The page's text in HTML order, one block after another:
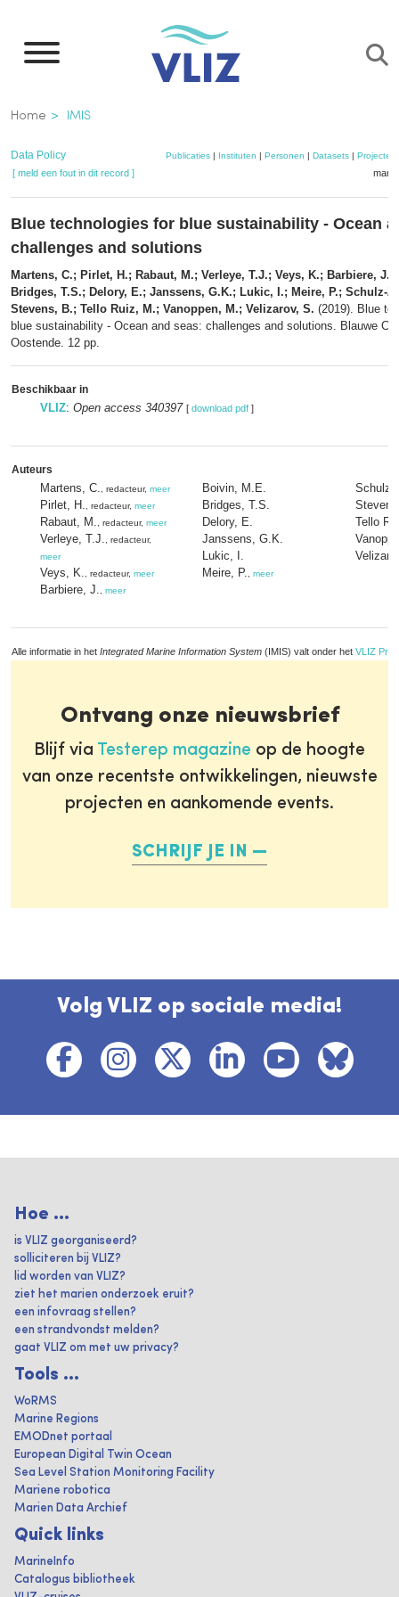
naar
inhoud
gaan
Kruimelpad
Home IMIS
Data Policy Publicaties| Instituten | Personen | Datasets| Projecten
[ meld een fout in dit record ]
Blue technologies for blue sustainability - Ocean
challenges and solutions
Martens, C.; Pirlet, H.; Rabaut, M.; Verleye, T.J.; Veys, K.; Barbiere,
Bridges, T.S.; Delory, E.; Janssens, G.K.; Lukic, I.; Meire, P.; Schulz-
Stevens, B.; Tello Ruiz, M.; Vanoppen, M.; Velizarov, S. (2019). Blue
blue sustainability - Ocean and seas: challenges and solutions. Blauwe
Oostende. 12 pp.
Beschikbaar in
VLIZ: Open access 340397 [ download pdf ]
Auteurs
Martens, C. , redacteur, meer
Pirlet, H. , redacteur, meer
Rabaut, M. , redacteur, meer
Verleye, T.J. , redacteur,
meer
Veys, K. , redacteur, meer
Barbiere, J. meer
Boivin, M.E.
Bridges, T.S.
Delory, E.
Janssens, G.K.
Lukic, I.
Meire, P.
meer
Schulz-
Tello
Alle informatie in het Integrated Marine Information System (IMIS) valt onder het VLIZ
Ontvang onze nieuwsbrief
Blijf via Testerep magazine op de hoogte
van onze recentste ontwikkelingen, nieuwste
projecten en aankomende events.
SCHRIJF JE IN
Volg VLIZ op sociale media!
Hoe ...
is VLIZ georganiseerd?
solliciteren bij VLIZ?
lid worden van VLIZ?
ziet het marien onderzoek eruit?
een infovraag stellen?
een strandvondst melden?
gaat VLIZ om met uw privacy?
Tools ...
WoRMS
Marine Regions
EMODnet portaal
European Digital Twin Ocean
Sea Level Station Monitoring Facility
Mariene robotica
Marien Data Archief
Quick links
MarineInfo
Catalogus bibliotheek